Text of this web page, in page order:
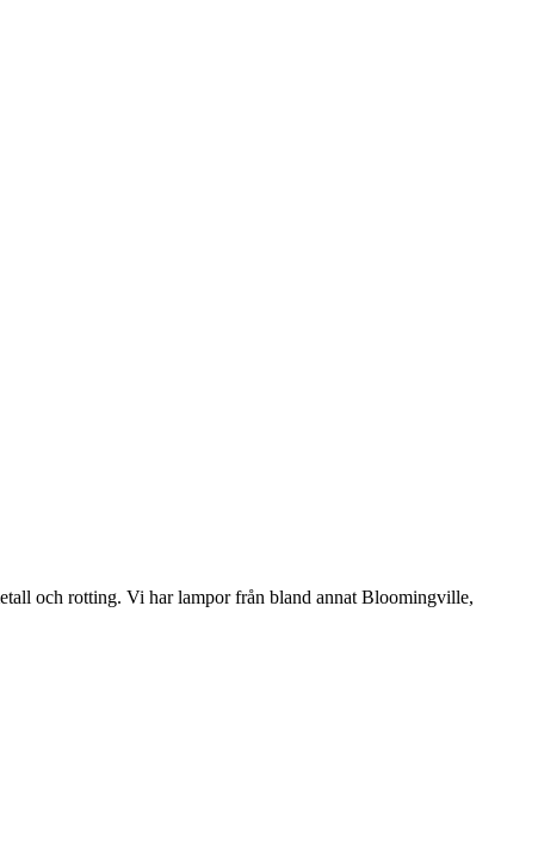
och rotting. Vi har lampor från bland annat Bloomingville,